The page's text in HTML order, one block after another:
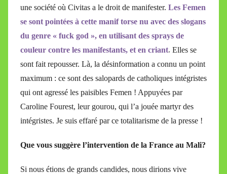
une société où Civitas a le droit de manifester. Les Femen
se sont pointées à cette manif torse nu avec des slogans
du genre « fuck god », en utilisant des sprays de
couleur contre les manifestants, et en criant. Elles se
sont fait repousser. Là, la désinformation a connu un point
maximum : ce sont des salopards de catholiques intégristes
qui ont agressé les paisibles Femen ! Appuyées par
Caroline Fourest, leur gourou, qui l’a jouée martyr des
intégristes. Je suis effaré par ce totalitarisme de la presse !
Que vous suggère l’intervention de la France au Mali?
Si nous étions de grands candides, nous dirions vive